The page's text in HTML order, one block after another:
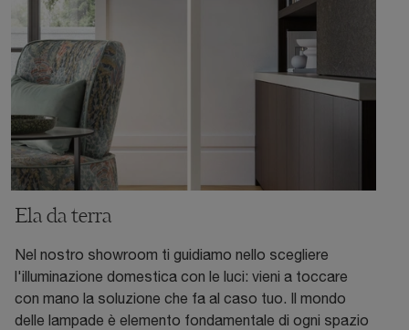
Ela da terra
Nel nostro showroom ti guidiamo nello scegliere
l'illuminazione domestica con le luci: vieni a toccare
con mano la soluzione che fa al caso tuo. Il mondo
delle lampade è elemento fondamentale di ogni spazio